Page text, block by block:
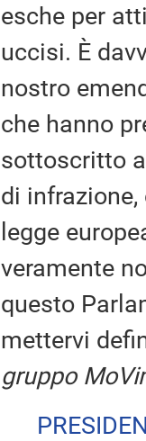
esche per
uccisi. È
nostro
che hanno
sottoscritto
di
legge
veramente
questo
mettervi
gruppo